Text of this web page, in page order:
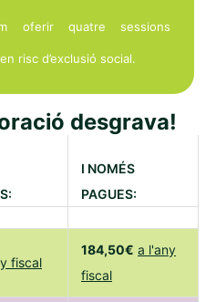
oferir quatre sessions
risc d’exclusió social.
desgrava!
I NOMÉS
PAGUES:
fiscal
184,50€ a l'any
fiscal